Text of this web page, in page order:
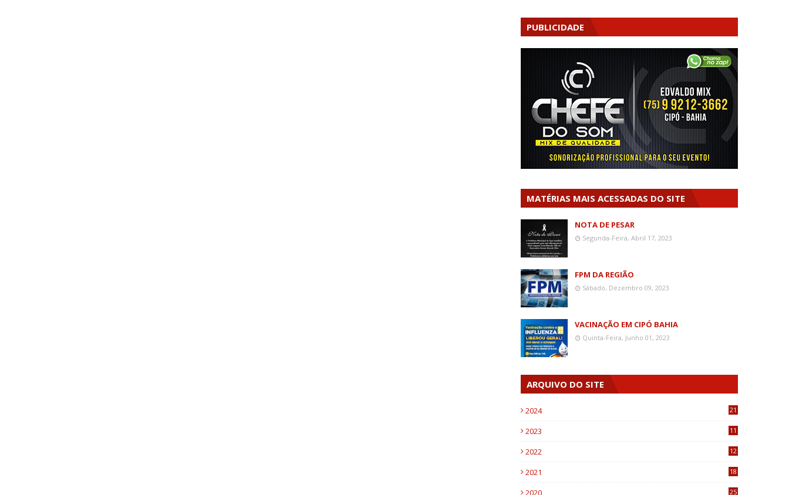
PUBLICIDADE
MATÉRIAS MAIS ACESSADAS DO SITE
NOTA DE PESAR
Segunda-Feira, Abril 17, 2023
FPM DA REGIÃO
Sábado, Dezembro 09, 2023
VACINAÇÃO EM CIPÓ BAHIA
Quinta-Feira, Junho 01, 2023
ARQUIVO DO SITE
2024 21
2023
11
2022
12
2021
18
2020 25